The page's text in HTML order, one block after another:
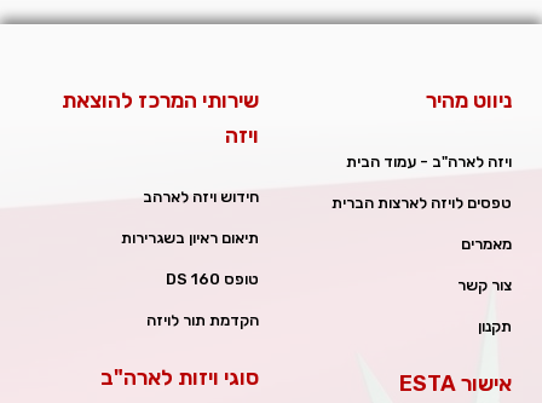
ניווט מהיר
ויזה לארה"ב - עמוד הבית
טפסים לויזה לארצות הברית
מאמרים
צור קשר
תקנון
אישור ESTA
שירותי המרכז להוצאת
ויזה
חידוש ויזה לארהב
תיאום ראיון בשגרירות
טופס DS 160
הקדמת תור לויזה
סוגי ויזות לארה"ב